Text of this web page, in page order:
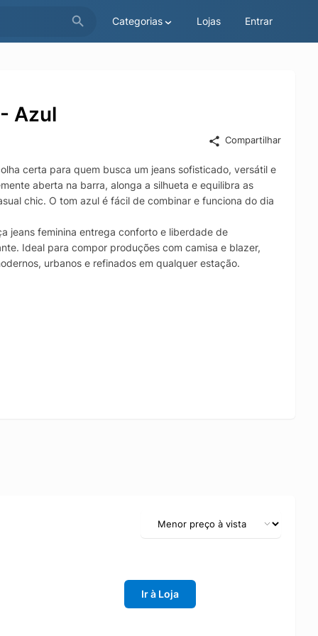
Categorias Lojas Entrar
Azul
Compartilhar
certa para quem busca um jeans sofisticado, versátil e
aberta na barra, alonga a silhueta e equilibra as
chic. O tom azul é fácil de combinar e funciona do dia
jeans feminina entrega conforto e liberdade de
Ideal para compor produções com camisa e blazer,
urbanos e refinados em qualquer estação.
Ir à Loja